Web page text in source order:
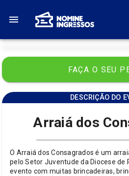
FAÇA O SEU
DESCRIÇÃO DO
Arraiá dos
O Arraiá dos Consagrados é um
pelo Setor Juventude da Diocese de
evento com muitas brincadeiras,